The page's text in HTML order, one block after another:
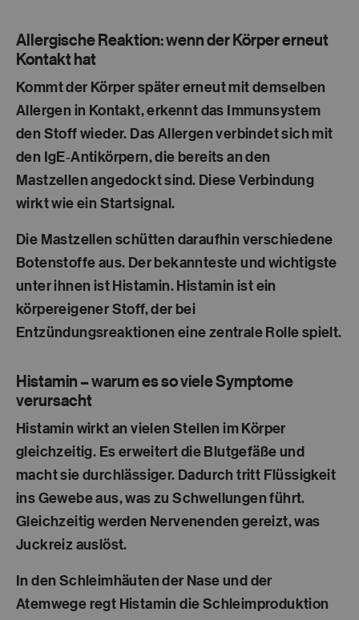
Allergische Reaktion: wenn der Körper erneut
Kontakt hat
Kommt der Körper später erneut mit demselben
Allergen in Kontakt, erkennt das Immunsystem
den Stoff wieder. Das Allergen verbindet sich mit
den IgE‑Antikörpern, die bereits an den
Mastzellen angedockt sind. Diese Verbindung
wirkt wie ein Startsignal.
Die Mastzellen schütten daraufhin verschiedene
Botenstoffe aus. Der bekannteste und wichtigste
unter ihnen ist Histamin. Histamin ist ein
körpereigener Stoff, der bei
Entzündungsreaktionen eine zentrale Rolle spielt.
Histamin – warum es so viele Symptome
verursacht
Histamin wirkt an vielen Stellen im Körper
gleichzeitig. Es erweitert die Blutgefäße und
macht sie durchlässiger. Dadurch tritt Flüssigkeit
ins Gewebe aus, was zuSchwellungen führt.
Gleichzeitig werden Nervenenden gereizt, was
Juckreiz auslöst.
In den Schleimhäuten der Nase und der
Atemwege regt Histamin die Schleimproduktion